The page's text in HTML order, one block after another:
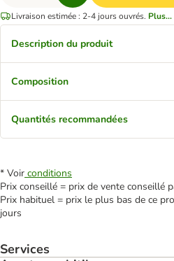
Livraison estimée : 2-4 jours ouvrés. Plus...
Description du produit
Composition
Quantités recommandées
* Voir conditions
Prix conseillé = prix de vente conseillé
Prix habituel = prix le plus bas de ce
jours
Services